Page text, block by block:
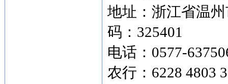
地址：浙江省温
码：325401
电话：0577-
农行：6228 4803